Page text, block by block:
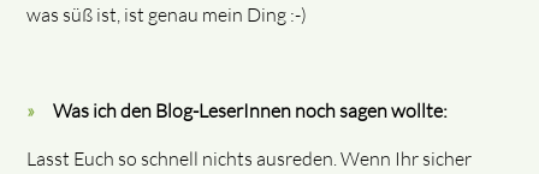
was süß ist, ist genau mein Ding :-)
Was ich den Blog-LeserInnen noch sagen wollte:
Lasst Euch so schnell nichts ausreden. Wenn Ihr sicher